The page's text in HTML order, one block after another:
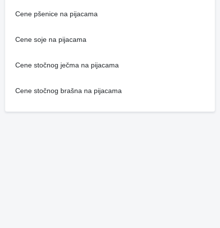
Cene pšenice na pijacama
Cene soje na pijacama
Cene stočnog ječma na pijacama
Cene stočnog brašna na pijacama